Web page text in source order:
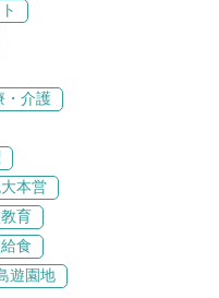
・介護
本営
育
食
遊園地